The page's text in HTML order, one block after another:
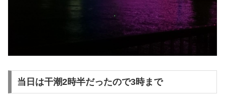
当日は干潮2時半だったので3時まで